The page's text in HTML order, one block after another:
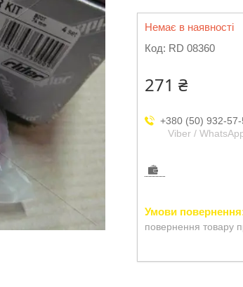
Немає в наявності
Код: RD 08360
271 ₴
+380 (50) 932-
Viber /
повернення товару